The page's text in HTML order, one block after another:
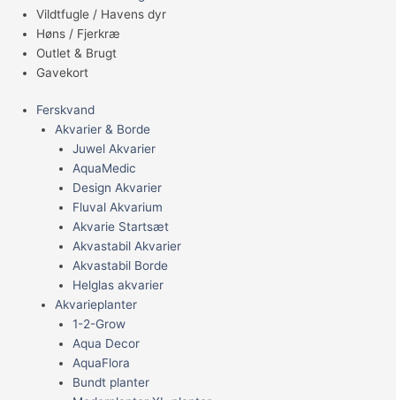
Vildtfugle / Havens dyr
Høns / Fjerkræ
Outlet & Brugt
Gavekort
Ferskvand
Akvarier & Borde
Juwel Akvarier
AquaMedic
Design Akvarier
Fluval Akvarium
Akvarie Startsæt
Akvastabil Akvarier
Akvastabil Borde
Helglas akvarier
Akvarieplanter
1-2-Grow
Aqua Decor
AquaFlora
Bundt planter